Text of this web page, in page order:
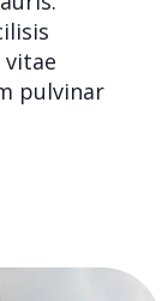
vitae
pulvinar